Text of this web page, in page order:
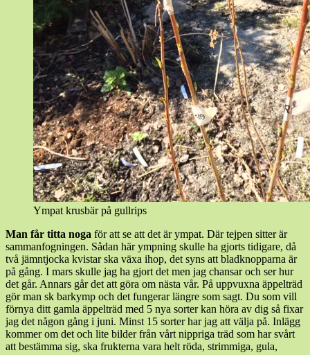
Ympat krusbär på gullrips
Man får titta noga för att se att det är ympat. Där tejpen sitter är
sammanfogningen. Sådan här ympning skulle ha gjorts tidigare, då
två jämntjocka kvistar ska växa ihop, det syns att bladknopparna är
på gång. I mars skulle jag ha gjort det men jag chansar och ser hur
det går. Annars går det att göra om nästa vår. På uppvuxna äppelträd
gör man sk barkymp och det fungerar längre som sagt. Du som vill
förnya ditt gamla äppelträd med 5 nya sorter kan höra av dig så fixar
jag det någon gång i juni. Minst 15 sorter har jag att välja på. Inlägg
kommer om det och lite bilder från vårt nippriga träd som har svårt
att bestämma sig, ska frukterna vara helt röda, strimmiga, gula,